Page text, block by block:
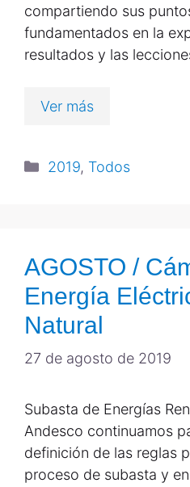
compartiendo sus
fundamentados en la
resultados y las
Ver más
2019, Todos
AGOSTO /
Energía
Natural
27 de agosto de 2019
Subasta de Energías
Andesco continuamos
definición de las reglas
proceso de subasta y